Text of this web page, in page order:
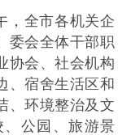
，全市各机关企
委会全体干部职
协会、社会机构
、宿舍生活区和
、环境整治及文
公园、旅游景